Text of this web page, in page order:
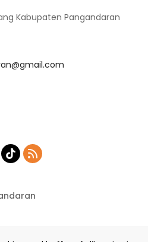
Kabupaten Pangandaran